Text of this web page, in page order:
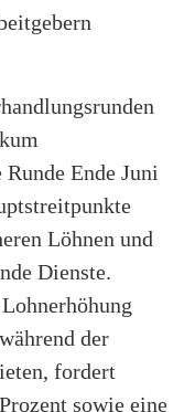
Ende Juni
Löhnen und
Dienste.
der
fordert
sowie eine